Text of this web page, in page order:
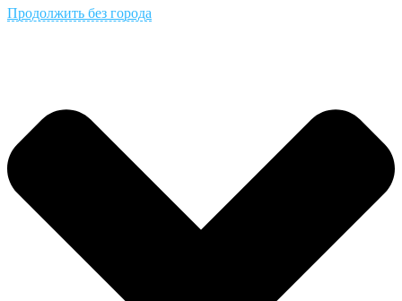
Продолжить без города